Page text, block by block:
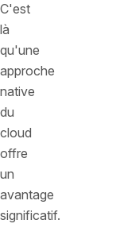
C'est
là
qu'une
approche
native
du
cloud
offre
un
avantage
significatif.